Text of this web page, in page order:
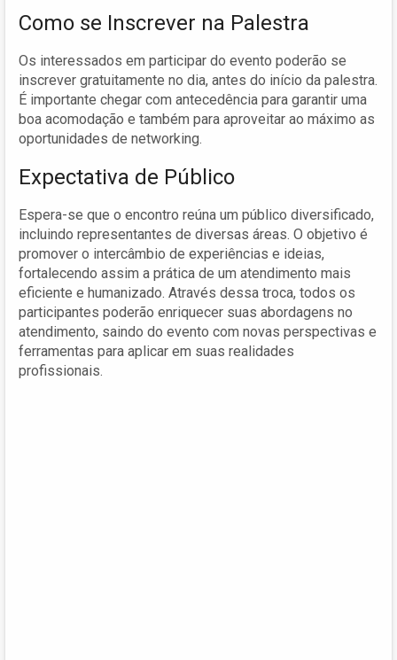
Como se Inscrever na Palestra
Os interessados em participar do evento poderão se
inscrever gratuitamente no dia, antes do início da palestra.
É importante chegar com antecedência para garantir uma
boa acomodação e também para aproveitar ao máximo as
oportunidades de networking.
Expectativa de Público
Espera-se que o encontro reúna um público diversificado,
incluindo representantes de diversas áreas. O objetivo é
promover o intercâmbio de experiências e ideias,
fortalecendo assim a prática de um atendimento mais
eficiente e humanizado. Através dessa troca, todos os
participantes poderão enriquecer suas abordagens no
atendimento, saindo do evento com novas perspectivas e
ferramentas para aplicar em suas realidades
profissionais.